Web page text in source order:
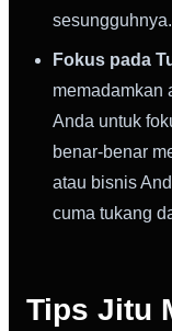
sesungguhnya.
Fokus pada
memadamkan
Anda untuk
benar-benar
atau bisnis
cuma tukang
Tips Jitu